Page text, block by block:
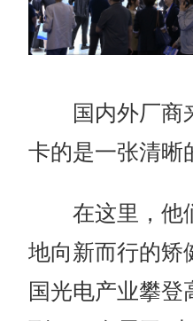
国内外厂商
卡的是一张清晰
在这里，他
地向新而行的矫
国光电产业攀登